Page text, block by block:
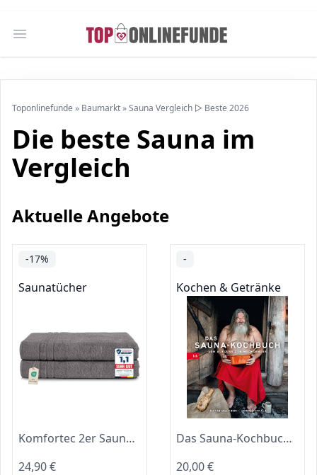
Open main menu
Toponlinefunde » Baumarkt»Sauna Vergleich ▷ Beste 2026
Die beste Sauna im
Vergleich
Aktuelle Angebote
-17%
Saunatücher
Komfortec 2er Saunahandtuch Set 80x200 cm, Große Saunatücher
24,90 €
-
Kochen & Getränke
Das Sauna-Kochbuch: Vom Aufguss zum Hochgenuss
20,00 €